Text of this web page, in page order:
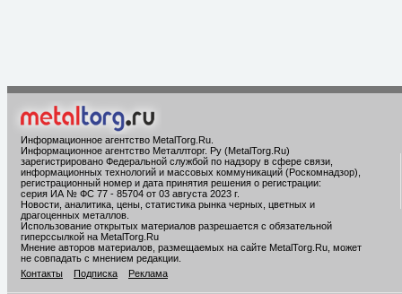
Информационное агентство MetalTorg.Ru
Информационное агентство Металлторг. Ру (MetalTorg.Ru)
зарегистрировано Федеральной службой по надзору в сфере связи,
информационных технологий и массовых коммуникаций (Роскомнадзор),
регистрационный номер и дата принятия решения о регистрации:
серия ИА № ФС 77 - 85704 от 03 августа 2023 г.
Новости, аналитика, цены, статистика рынка черных, цветных и
драгоценных металлов.
Использование открытых материалов разрешается с обязательной
гиперссылкой на MetalTorg.Ru
Мнение авторов материалов, размещаемых на сайте MetalTorg.Ru, может
не совпадать с мнением редакции.
Контакты
Подписка Реклама